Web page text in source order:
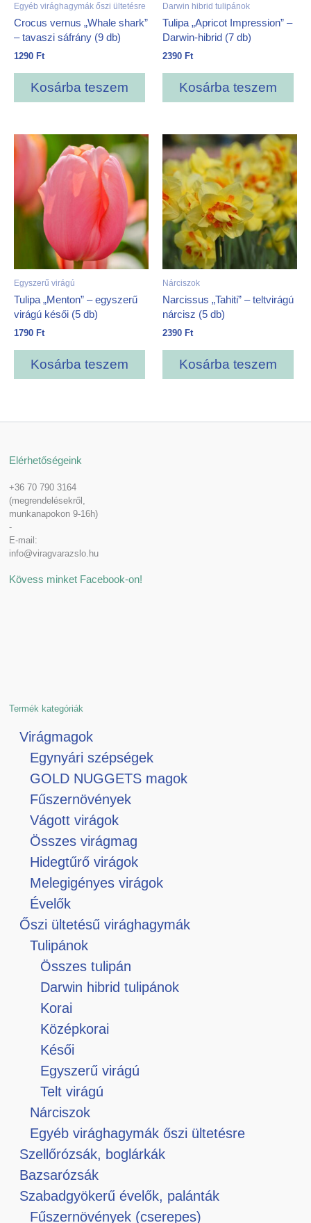
Egyéb virághagymák őszi ültetésre
Crocus vernus „Whale shark”
– tavaszi sáfrány (9 db)
1290 Ft
Kosárba teszem
Darwin hibrid tulipánok
Tulipa „Apricot Impression” –
Darwin-hibrid (7 db)
2390 Ft
Kosárba teszem
Egyszerű virágú
Tulipa „Menton” – egyszerű
virágú késői (5 db)
1790 Ft
Kosárba teszem
Nárciszok
Narcissus „Tahiti” – teltvirágú
nárcisz (5 db)
2390 Ft
Kosárba teszem
Elérhetőségeink
+36 70 790 3164
(megrendelésekről,
munkanapokon 9-16h)
-
E-mail:
info@viragvarazslo.hu
Kövess minket Facebook-on!
Termék kategóriák
Virágmagok
Egynyári szépségek
GOLD NUGGETS magok
Fűszernövények
Vágott virágok
Összes virágmag
Hidegtűrő virágok
Melegigényes virágok
Évelők
Őszi ültetésű virághagymák
Tulipánok
Összes tulipán
Darwin hibrid tulipánok
Korai
Középkorai
Késői
Egyszerű virágú
Telt virágú
Nárciszok
Egyéb virághagymák őszi ültetésre
Szellőrózsák, boglárkák
Bazsarózsák
Szabadgyökerű évelők, palánták
Fűszernövények (cserepes)